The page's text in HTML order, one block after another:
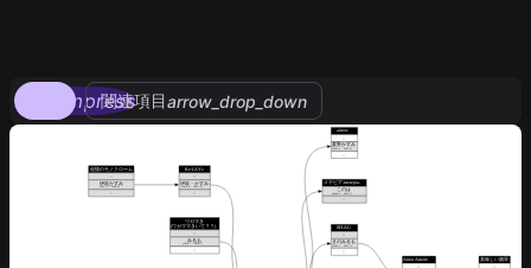
compress
関連項目arrow_drop_down